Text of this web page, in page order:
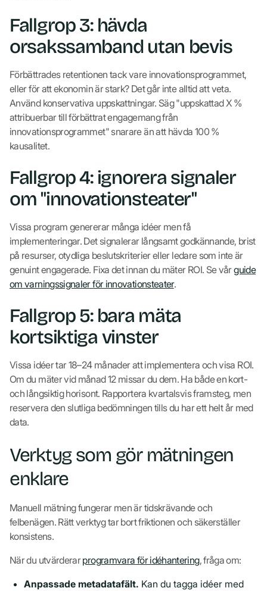
Fallgrop 3: hävda
orsakssamband utan bevis
Förbättrades retentionen tack vare innovationsprogrammet,
eller för att ekonomin är stark? Det går inte alltid att veta.
Använd konservativa uppskattningar. Säg "uppskattad X %
attribuerbar till förbättrat engagemang från
innovationsprogrammet" snarare än att hävda 100 %
kausalitet.
Fallgrop 4: ignorera signaler
om "innovationsteater"
Vissa program genererar många idéer men få
implementeringar. Det signalerar långsamt godkännande, brist
på resurser, otydliga beslutskriterier eller ledare som inte är
genuint engagerade. Fixa det innan du mäter ROI. Se vårguide
om varningssignaler för innovationsteater.
Fallgrop 5: bara mäta
kortsiktiga vinster
Vissa idéer tar 18–24 månader att implementera och visa ROI.
Om du mäter vid månad 12 missar du dem. Ha både en kort-
och långsiktig horisont. Rapportera kvartalsvis framsteg, men
reservera den slutliga bedömningen tills du har ett helt år med
data.
Verktyg som gör mätningen
enklare
Manuell mätning fungerar men är tidskrävande och
felbenägen. Rätt verktyg tar bort friktionen och säkerställer
konsistens.
När du utvärderarprogramvara för idéhantering, fråga om:
Anpassade metadatafält. Kan du tagga idéer med